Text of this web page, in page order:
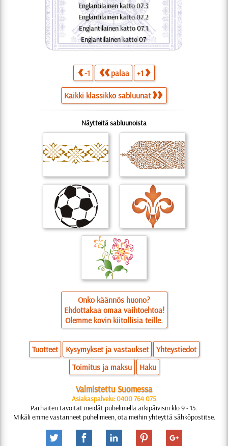
Englantilainen katto 07.3
Englantilainen katto 07.2
Englantilainen katto 07.1
Englantilainen katto 07
-1 palaa +1
Kaikki klassikko sabluunat
Näytteitä sabluunoista
Onko käännös huono?
Ehdottakaa omaa vaihtoehtoa!
Olemme kovin kiitollisia teille.
Tuotteet Kysymykset ja vastaukset
Yhteystiedot
Toimitus ja maksu
Haku
Valmistettu Suomessa
Asiakaspalvelu: 0400 764 075
Parhaiten tavoitat meidät puhelimella arkipäivisin klo 9 - 15.
Mikäli emme vastanneet puhelimeen, ota meihin yhteyttä sähköpostitse.